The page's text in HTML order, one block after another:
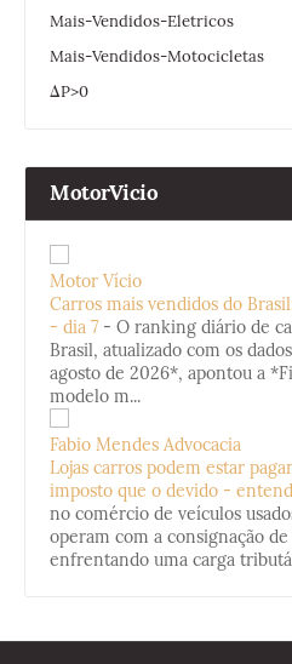
Mais-Vendidos-Eletricos
Mais-Vendidos-Motocicletas
ΔP>0
MotorVicio
Motor Vício
Carros mais vendidos do
- dia 7 - O ranking diário de
Brasil, atualizado com os
agosto de 2026*, apontou a
modelo m...
Fabio Mendes Advocacia
Lojas carros podem estar
imposto que o devido -
no comércio de veículos
operam com a consignação
enfrentando uma carga